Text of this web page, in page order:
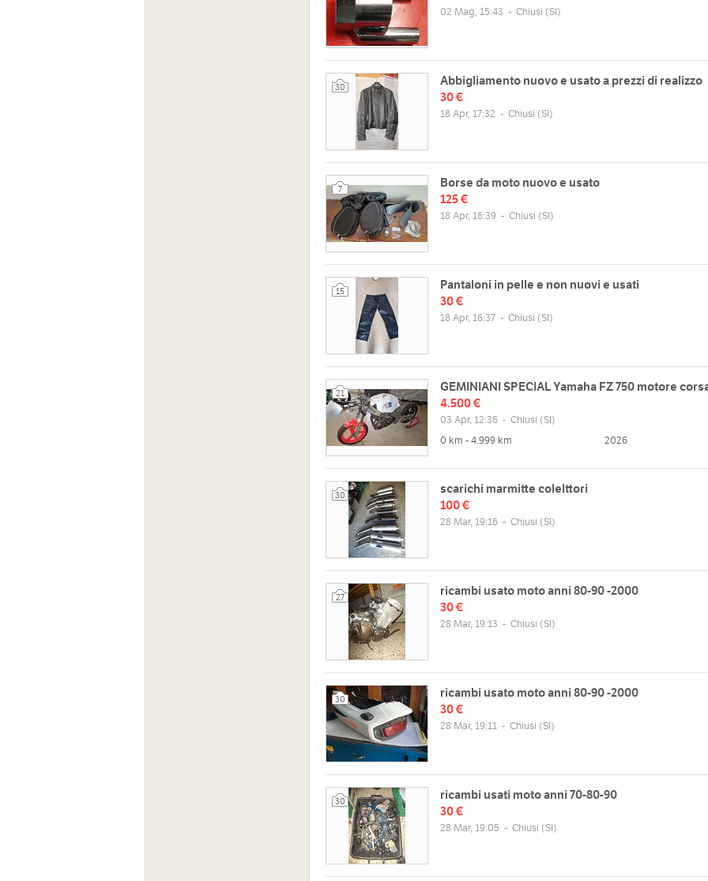
02 Mag, 15:43 - Chiusi (SI)
30
Abbigliamento nuovo e usato a prezzi di realizzo
30 €
18 Apr, 17:32 - Chiusi (SI)
7
Borse da moto nuovo e usato
125 €
18 Apr, 16:39 - Chiusi (SI)
15
Pantaloni in pelle e non nuovi e usati
30 €
18 Apr, 16:37 - Chiusi (SI)
21
GEMINIANI SPECIAL Yamaha FZ 750 motore
4.500 €
03 Apr, 12:36 - Chiusi (SI)
0 km - 4.999 km
2026
30
scarichi marmitte colelttori
100 €
28 Mar, 19:16 - Chiusi (SI)
27
ricambi usato moto anni 80-90 -2000
30 €
28 Mar, 19:13 - Chiusi (SI)
30
ricambi usato moto anni 80-90 -2000
30 €
28 Mar, 19:11 - Chiusi (SI)
30
ricambi usati moto anni 70-80-90
30 €
28 Mar, 19:05 - Chiusi (SI)